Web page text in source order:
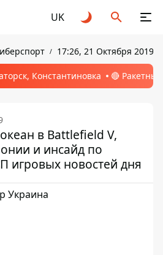
UK
17:26, 21 Октября 2019
Константиновка 🔴
в Battlefield V,
и инсайд по
игровых новостей дня
Украина